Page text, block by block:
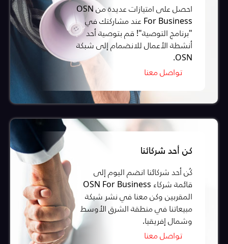
احصل على امتيازات عديدة من OSN
For Business عند مشاركتك في
"برنامج التوصية"! قم بتوصية أحد
أنشطة الأعمال للانضمام إلى شبكة
OSN.
تواصل معنا
كن أحد شركائنا
كُن أحد شركائنا انضم اليوم إلى
قائمة شركاء OSN For Business
المقربين وكن معنا في نشر شبكة
مبيعاتنا في منطقة الشرق الأوسط
وشمال إفريقيا.
تواصل معنا